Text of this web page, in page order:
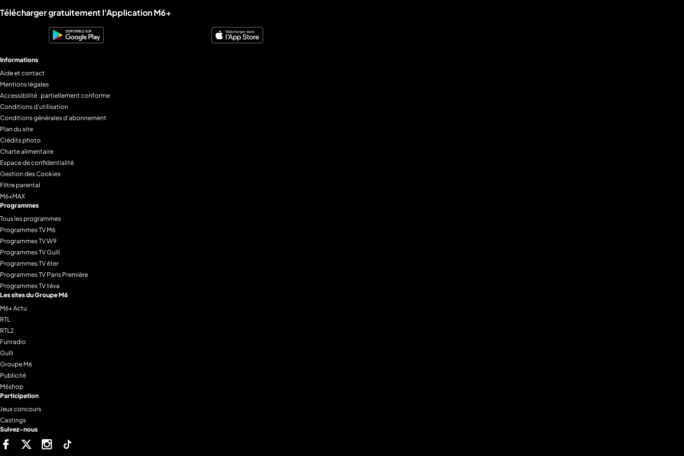
Liens utiles M6+.
Télécharger gratuitement l'Application M6+
Informations
Aide et contact
Mentions légales
Accessibilité : partiellement conforme
Conditions d'utilisation
Conditions générales d'abonnement
Plan du site
Crédits photo
Charte alimentaire
Espace de confidentialité
Gestion des Cookies
Filtre parental
M6+MAX
Programmes
Tous les programmes
Programmes TV M6
Programmes TV W9
Programmes TV Gulli
Programmes TV 6ter
Programmes TV Paris Première
Programmes TV téva
Les sites du Groupe M6
M6+ Actu
RTL
RTL2
Funradio
Gulli
Groupe M6
Publicité
M6shop
Participation
Jeux concours
Castings
Suivez-nous
FacebookTwitter Instagram